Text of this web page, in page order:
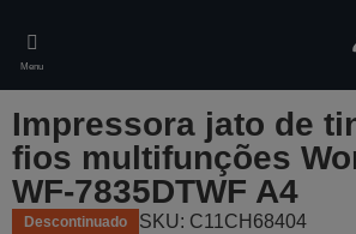
main
content
Menu
Impressora jato de
fios multifunções
WF-7835DTWF A4
Descontinuado SKU: C11CH68404